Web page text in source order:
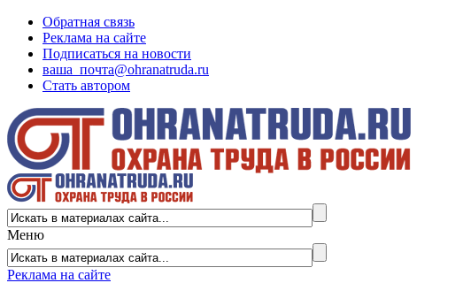
Обратная связь
Реклама на сайте
Подписаться на новости
ваша_почта@ohranatruda.ru
Стать автором
Меню
Реклама на сайте